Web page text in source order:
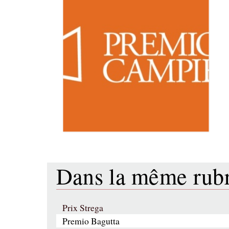
Dans la même
Prix Strega
Premio Bagutta